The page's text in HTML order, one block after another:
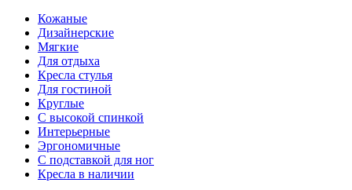
Кожаные
Дизайнерские
Мягкие
Для отдыха
Кресла стулья
Для гостиной
Круглые
С высокой спинкой
Интерьерные
Эргономичные
С подставкой для ног
Кресла в наличии